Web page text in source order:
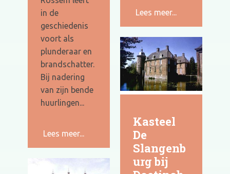
Lees meer...
in de
geschiedenis
voort als
plunderaar en
brandschatter.
Bij nadering
van zijn bende
huurlingen...
Lees meer...
Kasteel
De
Slangenb
urg bij